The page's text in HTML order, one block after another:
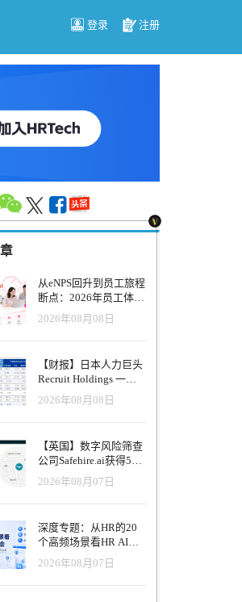
登录 注册
从eNPS回升到员工旅程
断点：2026年员工体验
管理正在发生什么变
2026年08月08日
【财报】日本人力巨头
Recruit Holdings 一季
度营收破1.04万亿日
元：Indeed美国收入逆
势增长30%，AI招聘推
2026年08月08日
【英国】数字风险筛查
公司Safehire.ai获得50
万英镑融资，重塑招聘
风控体系
2026年08月07日
深度专题：从HR的20
个高频场景看HR AI真
正的增长机会
2026年08月07日